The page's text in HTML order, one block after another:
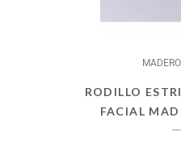
RODILLO
FACIAL